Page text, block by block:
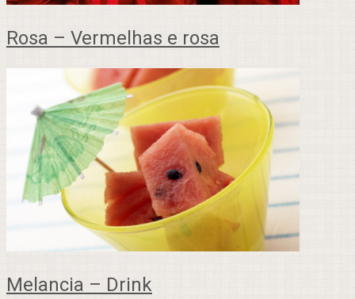
Rosa – Vermelhas e rosa
Melancia – Drink